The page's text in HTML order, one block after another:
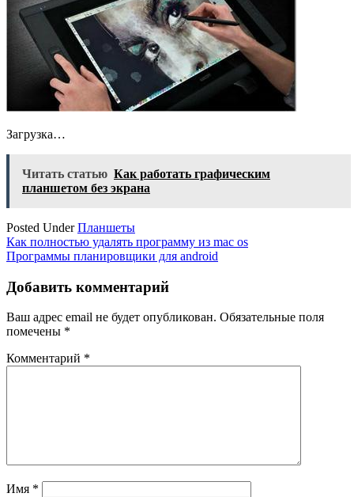
Загрузка…
Читать статью Как работать графическим
планшетом без экрана
Posted UnderПланшеты
Навигация
по
записям
Как полностью удалять программу из mac os
Программы планировщики для android
Добавить комментарий
Ваш адрес email не будет опубликован. Обязательные поля
помечены *
Комментарий *
Имя *